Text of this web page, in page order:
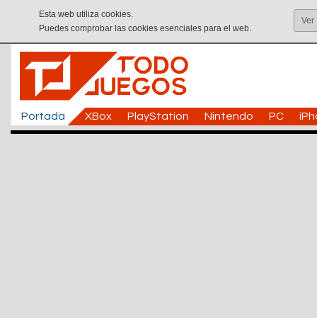
Esta web utiliza cookies.
Puedes comprobar las cookies esenciales para el web.
Ver
Portada XBox PlayStation Nintendo PC